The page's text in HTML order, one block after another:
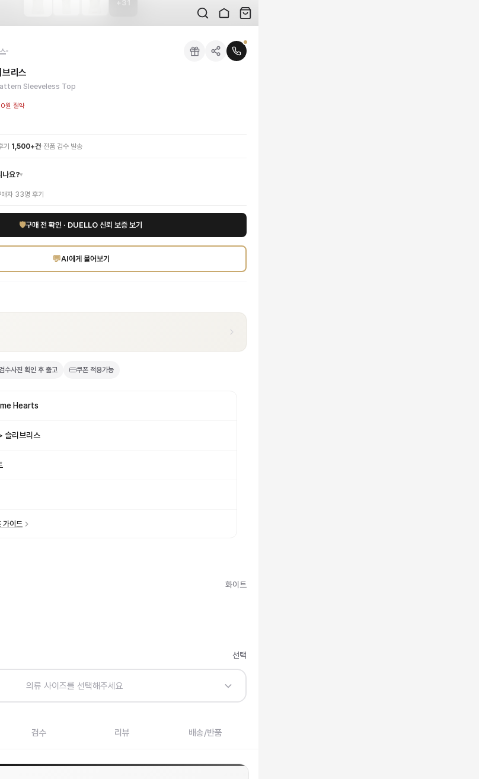
하드웨어 색상, 내부 마감을 확인하며, 상품당 평균 4~8장의 검수 사진을 받아보실 수 있습니다.
심 시 반품 배송비는 고객 부담이며, 상품 하자 시에는 무료입니다.
.
맞는 사이즈를 안내받으실 수 있습니다.
해보세요. 최고급 면 소재가 선사하는 부드러운 착용감과 슬림하면서도 세련된 핏은 명품의 품격을 그대로 보여줍니다. 시선을 사로잡는 섬
31
리스
Sleeveless Top
원 절약
기 1,500+건· 전품 검수 발송
나요?▾
자 33명 후기
🛡구매 전 확인 · DUELLO 신뢰 보증 보기
💬AI에게 물어보기
수사진 확인 후 출고 쿠폰 적용가능
Hearts
슬리브리스
가이드
화이트
선택
의류 사이즈를 선택해주세요
검수 리뷰 배송/반품